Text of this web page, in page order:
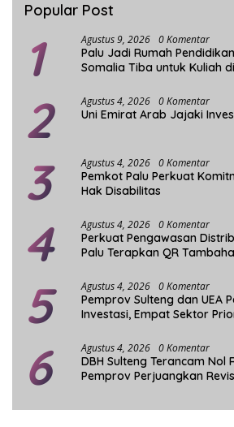
Popular Post
1 Agustus 9, 2026 0 Komentar
Palu Jadi Rumah
Somalia Tiba untuk Kuliah
2 Agustus 4, 2026 0 Komentar
Uni Emirat Arab Jajaki
3 Agustus 4, 2026 0 Komentar
Pemkot Palu Perkuat
Hak Disabilitas
4 Agustus 4, 2026 0 Komentar
Perkuat Pengawasan
Palu Terapkan QR
5 Agustus 4, 2026 0 Komentar
Pemprov Sulteng dan UEA
Investasi, Empat Sektor
6 Agustus 4, 2026 0 Komentar
DBH Sulteng Terancam Nol
Pemprov Perjuangkan